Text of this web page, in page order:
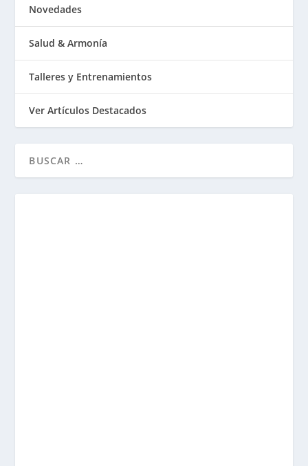
Novedades
Salud & Armonía
Talleres y Entrenamientos
Ver Artículos Destacados